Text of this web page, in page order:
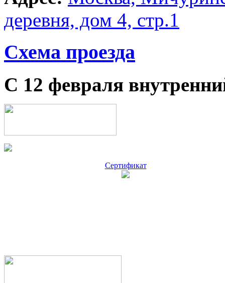
деревня, дом 4, стр.1
Схема проезда
С 12 февраля
Сертификат